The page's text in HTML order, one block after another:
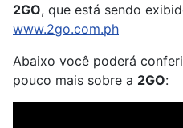
2GO, que está sendo
www.2go.com.ph
Abaixo você poderá
pouco mais sobre a 2GO: